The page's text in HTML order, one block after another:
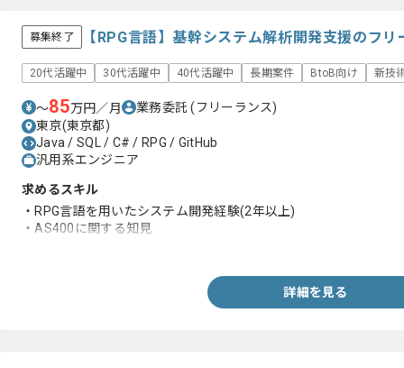
募集終了 【RPG言語】基幹システム解析開発支援のフ
20代活躍中 30代活躍中 40代活躍中 長期案件 BtoB向け 新技
〜85万円／月 業務委託(フリーランス)
東京(東京都)
Java / SQL / C# / RPG / GitHub
汎用系エンジニア
求めるスキル
・RPG言語を用いたシステム開発経験(2年以上)
・AS400に関する知見
詳細を見る